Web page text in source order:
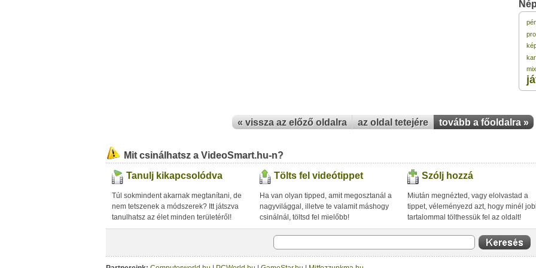
« vissza az előző oldalra az oldal tetejére tovább a főoldalra »
Mit csinálhatsz a VideoSmart.hu-n?
Tanulj kikapcsolódva
Túl sokmindent akarnak megtanítani, de
nem tetszenek a módszerek? Itt játszva
tanulhatsz az élet minden területéről!
Tölts fel videótippet
Ha van olyan tipped, amit megosztanál a
nagyvilággal, illetve te valamit máshogy
csinálnál, töltsd fel mielőbb!
Szólj hozzá
Miután megnézted, vagy elolvastad a
tippet, véleményezd azt, hogy minél
tartalommal tölthessük fel az oldalt!